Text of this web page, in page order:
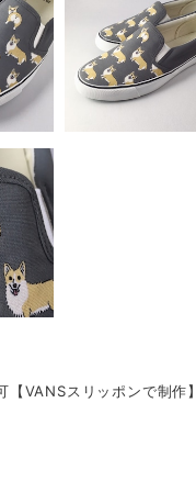
VANSスリッポンで制作】